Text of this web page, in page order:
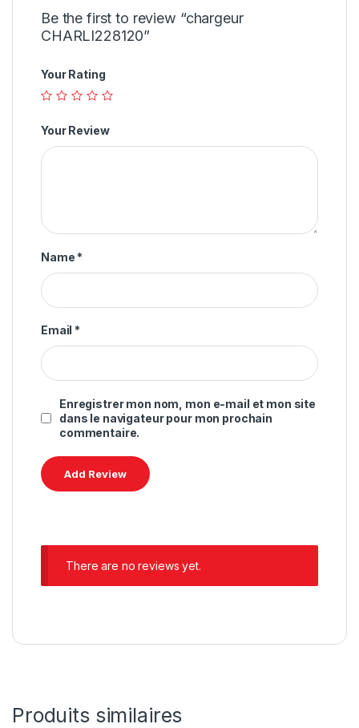
Be the first to review “chargeur
CHARLI228120”
Your Rating
Your Review
Name *
Email *
Enregistrer mon nom, mon e-mail et mon site
dans le navigateur pour mon prochain
commentaire.
There are no reviews yet.
Produits similaires